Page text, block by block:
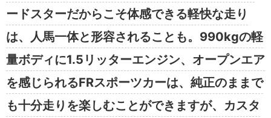
ードスターだからこそ体感できる軽快な走り
は、人馬一体と形容されることも。990kgの軽
量ボディに1.5リッターエンジン、オープンエア
を感じられるFRスポーツカーは、純正のままで
も十分走りを楽しむことができますが、カスタ